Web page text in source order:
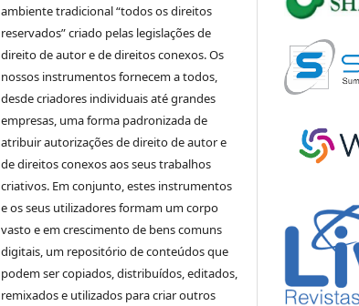
ambiente tradicional “todos os direitos
reservados” criado pelas legislações de
direito de autor e de direitos conexos. Os
nossos instrumentos fornecem a todos,
desde criadores individuais até grandes
empresas, uma forma padronizada de
atribuir autorizações de direito de autor e
de direitos conexos aos seus trabalhos
criativos. Em conjunto, estes instrumentos
e os seus utilizadores formam um corpo
vasto e em crescimento de bens comuns
digitais, um repositório de conteúdos que
podem ser copiados, distribuídos, editados,
remixados e utilizados para criar outros